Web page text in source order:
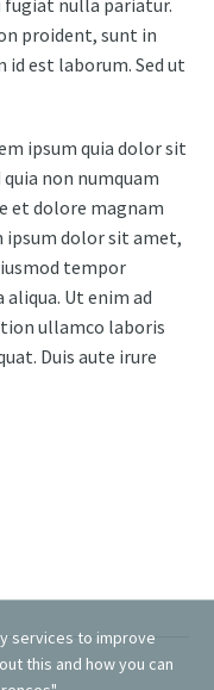
proident, sunt in
est laborum. Sed ut
ipsum quia dolor sit
non numquam
et dolore magnam
ipsum dolor sit amet,
tempor
Ut enim ad
ullamco laboris
Duis aute irure
services to improve
this and how you can